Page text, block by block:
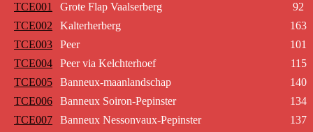
TCE001
Grote Flap Vaalserberg
92
TCE002
Kalterherberg
163
TCE003
Peer
101
TCE004
Peer via Kelchterhoef
115
TCE005
Banneux-maanlandschap
140
TCE006
Banneux Soiron-Pepinster
134
TCE007
Banneux Nessonvaux-Pepinster
137